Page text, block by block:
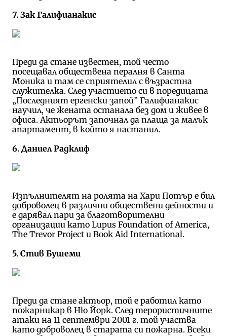
7. Зак Галифианакис
Преди да стане известен, той често
посещавал обществена пералня в Санта
Моника и там се сприятелил с възрастна
служителка. След участието си в поредицата
„Последният ергенски запой” Галифианакис
научил, че жената останала без дом и живее в
офиса. Актьорът започнал да плаща за малък
апартамент, в който я настанил.
6. Даниел Радклиф
Изпълнителят на ролята на Хари Потър е бил
доброволец в различни обществени дейности и
е дарявал пари за благотворителни
организации като Lupus Foundation of America,
The Trevor Project и Book Aid International.
5. Стив Бушеми
Преди да стане актьор, той е работил като
пожарникар в Ню Йорк. След терористичните
атаки на 11 септември 2001 г. той участва
като доброволец в старата си пожарна. Всеки